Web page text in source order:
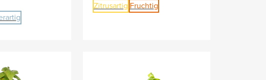
Zitrusartig Fruchtig